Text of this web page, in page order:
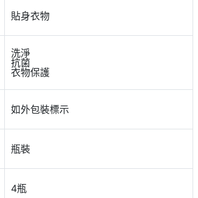
貼身衣物
洗淨
抗菌
衣物保護
如外包裝標示
瓶裝
4瓶